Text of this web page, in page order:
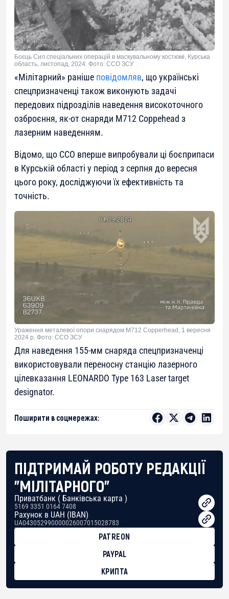
Боєць Сил спеціальних операцій в маскувальному костюмі, Курська
область, листопад, 2024. Фото: ССО ЗСУ
«Мілітарний» раніше повідомляв, що українські
спецпризначенці також виконують задачі
передових підрозділів наведення високоточного
озброєння, як-от снаряди M712 Coppehead з
лазерним наведенням.
Відомо, що ССО вперше випробували ці боєприпаси
в Курській області у період з серпня до вересня
цього року, досліджуючи їх ефективність та
точність.
Ураження металевої опори снарядом M712 Copperhead, 1 вересня
2024 р. Фото: ССО ЗСУ
Для наведення 155-мм снаряда спецпризначенці
використовували переносну станцію лазерного
цілевказання LEONARDO Type 163 Laser target
designator.
Поширити в соцмережах:
ПІДТРИМАЙ РОБОТУ РЕДАКЦІЇ
"МІЛІТАРНОГО"
Приватбанк ( Банківська карта )
5169 3351 0164 7408
Рахунок в UAH (IBAN)
UA043052990000026007015028783
PATREON
PAYPAL
КРИПТА